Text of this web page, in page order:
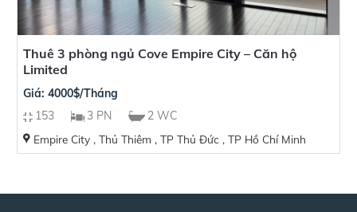
Thuê 3 phòng ngủ Cove Empire City – Căn hộ
Limited
Giá: 4000$/Tháng
153
3 PN 2 WC
Empire City , Thủ Thiêm , TP Thủ Đức , TP Hồ Chí Minh